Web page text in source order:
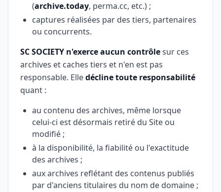
(archive.today, perma.cc, etc.) ;
captures réalisées par des tiers, partenaires
ou concurrents.
SC SOCIETY n'exerce aucun contrôlesur ces
archives et caches tiers et n'en est pas
responsable. Elledécline toute responsabilité
quant :
au contenu des archives, même lorsque
celui-ci est désormais retiré du Site ou
modifié ;
à la disponibilité, la fiabilité ou l'exactitude
des archives ;
aux archives reflétant des contenus publiés
par d'anciens titulaires du nom de domaine ;